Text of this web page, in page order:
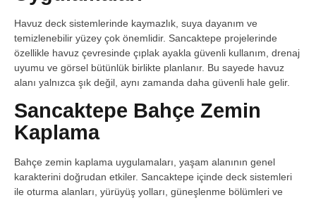
Havuz deck sistemlerinde kaymazlık, suya dayanım ve
temizlenebilir yüzey çok önemlidir. Sancaktepe projelerinde
özellikle havuz çevresinde çıplak ayakla güvenli kullanım, drenaj
uyumu ve görsel bütünlük birlikte planlanır. Bu sayede havuz
alanı yalnızca şık değil, aynı zamanda daha güvenli hale gelir.
Sancaktepe Bahçe Zemin
Kaplama
Bahçe zemin kaplama uygulamaları, yaşam alanının genel
karakterini doğrudan etkiler. Sancaktepe içinde deck sistemleri
ile oturma alanları, yürüyüş yolları, güneşlenme bölümleri ve